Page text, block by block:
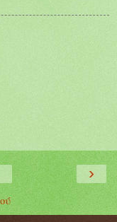
›